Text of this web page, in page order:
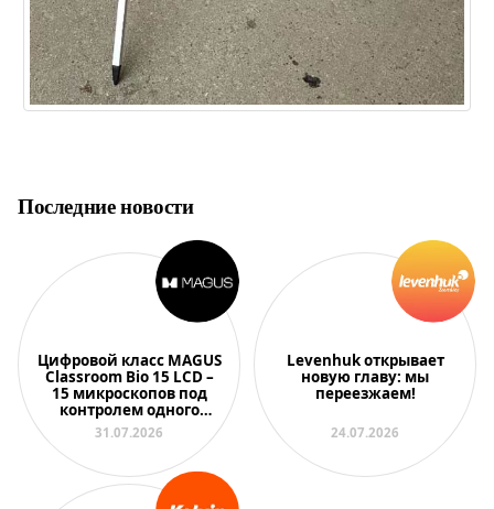
Последние новости
Цифровой класс MAGUS
Classroom Bio 15 LCD –
15 микроскопов под
контролем одного
преподавателя
31.07.2026
Levenhuk открывает
новую главу: мы
переезжаем!
24.07.2026